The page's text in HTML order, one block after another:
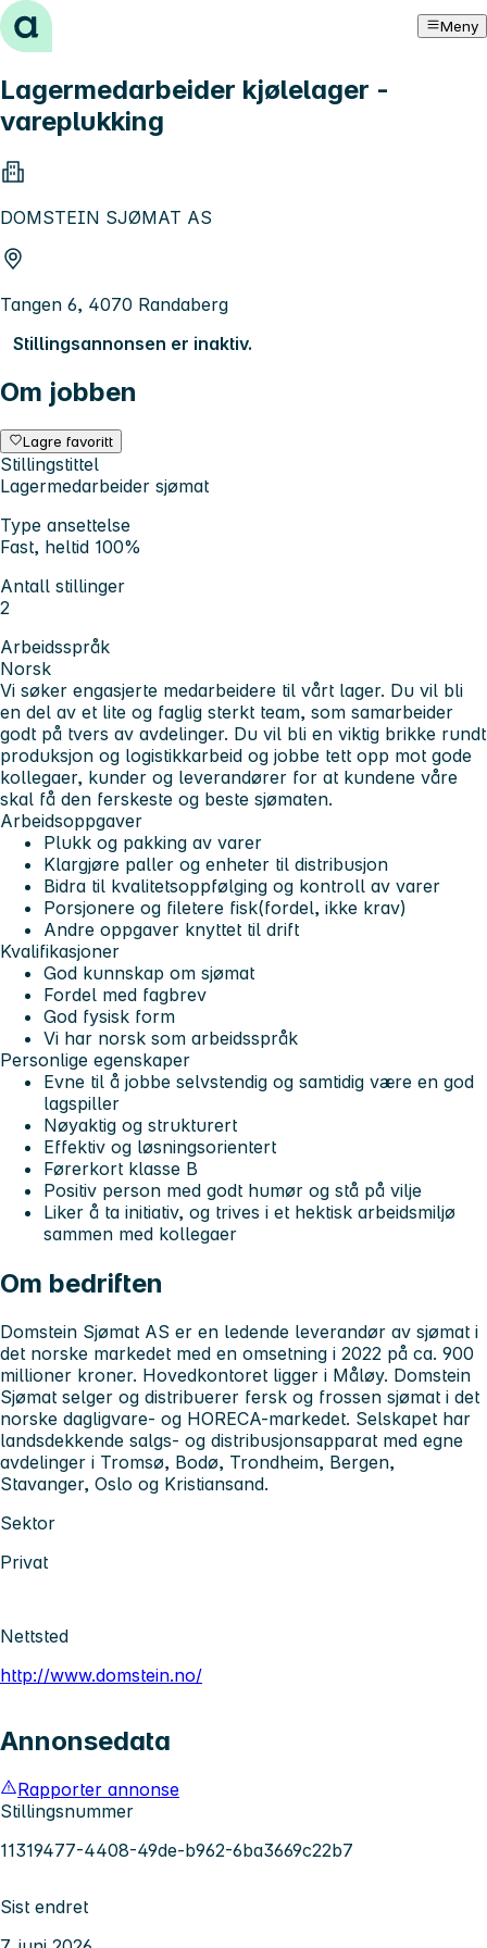
Hopp til innhold Meny
Lagermedarbeider kjølelager -
vareplukking
DOMSTEIN SJØMAT AS
Tangen 6, 4070 Randaberg
Stillingsannonsen er inaktiv.
Om jobben
Lagre favoritt
Stillingstittel
Lagermedarbeider sjømat
Type ansettelse
Fast, heltid 100%
Antall stillinger
2
Arbeidsspråk
Norsk
Vi søker engasjerte medarbeidere til vårt lager. Du vil bli
en del av et lite og faglig sterkt team, som samarbeider
godt på tvers av avdelinger. Du vil bli en viktig brikke rundt
produksjon og logistikkarbeid og jobbe tett opp mot gode
kollegaer, kunder og leverandører for at kundene våre
skal få den ferskeste og beste sjømaten.
Arbeidsoppgaver
Plukk og pakking av varer
Klargjøre paller og enheter til distribusjon
Bidra til kvalitetsoppfølging og kontroll av varer
Porsjonere og filetere fisk(fordel, ikke krav)
Andre oppgaver knyttet til drift
Kvalifikasjoner
God kunnskap om sjømat
Fordel med fagbrev
God fysisk form
Vi har norsk som arbeidsspråk
Personlige egenskaper
Evne til å jobbe selvstendig og samtidig være en god
lagspiller
Nøyaktig og strukturert
Effektiv og løsningsorientert
Førerkort klasse B
Positiv person med godt humør og stå på vilje
Liker å ta initiativ, og trives i et hektisk arbeidsmiljø
sammen med kollegaer
Om bedriften
Domstein Sjømat AS er en ledende leverandør av sjømat i
det norske markedet med en omsetning i 2022 på ca. 900
millioner kroner. Hovedkontoret ligger i Måløy. Domstein
Sjømat selger og distribuerer fersk og frossen sjømat i det
norske dagligvare- og HORECA-markedet. Selskapet har
landsdekkende salgs- og distribusjonsapparat med egne
avdelinger i Tromsø, Bodø, Trondheim, Bergen,
Stavanger, Oslo og Kristiansand.
Sektor
Privat
Nettsted
http://www.domstein.no/
Annonsedata
Rapporter annonse
Stillingsnummer
11319477-4408-49de-b962-6ba3669c22b7
Sist endret